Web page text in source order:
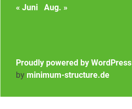
« Juni Aug. »
Proudly powered by WordPress
by minimum-structure.de